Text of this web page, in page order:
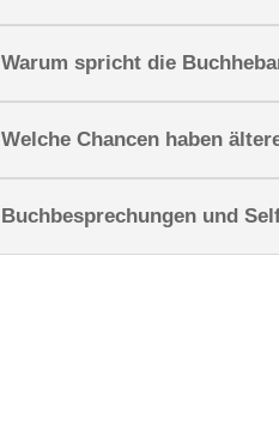
Warum spricht die
Welche Chancen haben
Buchbesprechungen und